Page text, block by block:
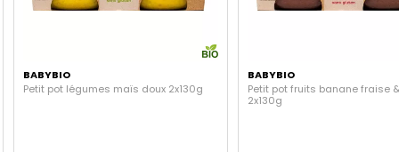
BABYBIO
Petit pot légumes maïs doux 2x130g
BABYBIO
Petit pot fruits banane fraise
2x130g